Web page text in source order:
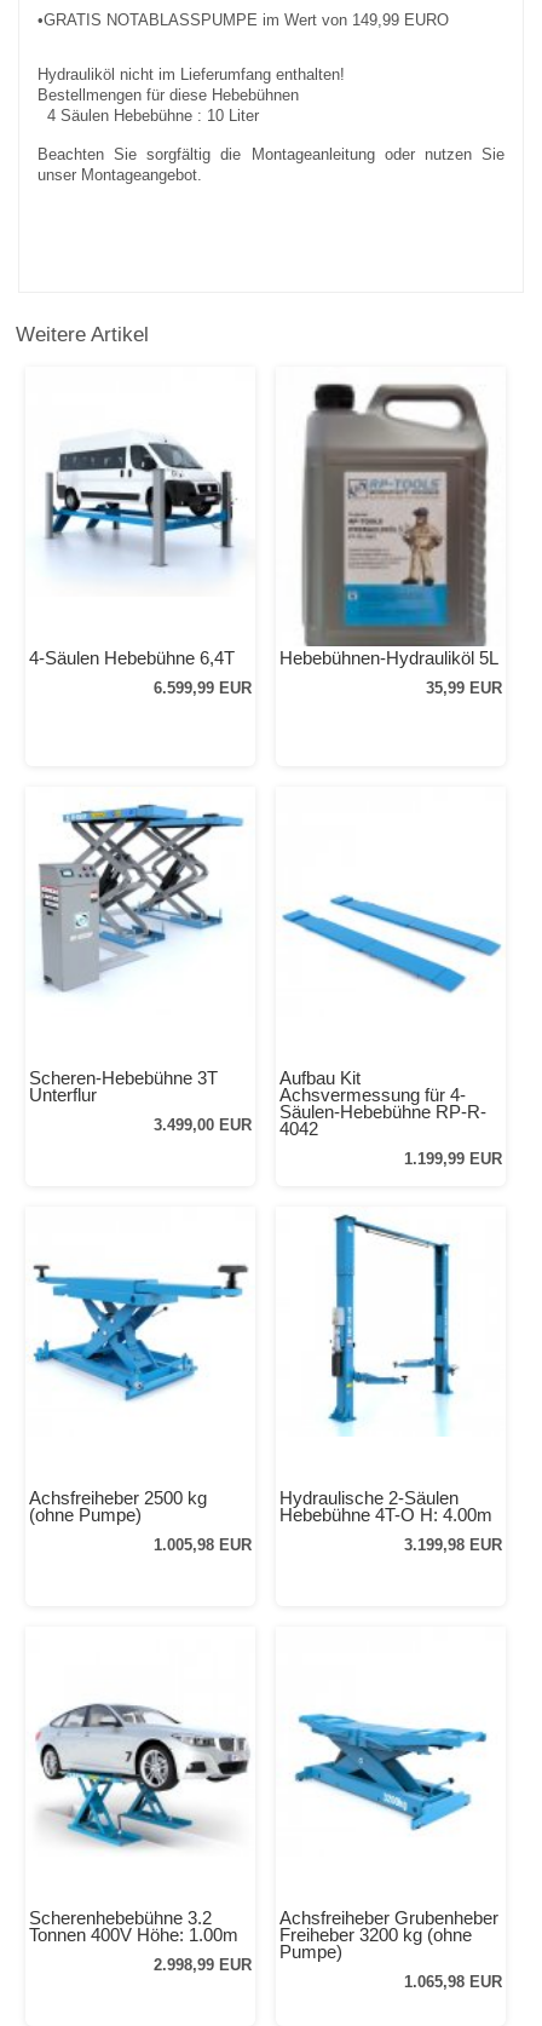
•GRATIS NOTABLASSPUMPE im Wert von 149,99 EURO
Hydrauliköl nicht im Lieferumfang enthalten!
Bestellmengen für diese Hebebühnen
4 Säulen Hebebühne : 10 Liter
Beachten Sie sorgfältig die Montageanleitung oder nutzen Sie
unser Montageangebot.
Weitere Artikel
4-Säulen Hebebühne 6,4T
6.599,99 EUR
Hebebühnen-Hydrauliköl 5L
35,99 EUR
Scheren-Hebebühne 3T
Unterflur
3.499,00 EUR
Aufbau Kit
Achsvermessung für 4-
Säulen-Hebebühne RP-R-
4042
1.199,99 EUR
Achsfreiheber 2500 kg
(ohne Pumpe)
1.005,98 EUR
Hydraulische 2-Säulen
Hebebühne 4T-O H: 4.00m
3.199,98 EUR
Scherenhebebühne 3.2
Tonnen 400V Höhe: 1.00m
2.998,99 EUR
Achsfreiheber Grubenheber
Freiheber 3200 kg (ohne
Pumpe)
1.065,98 EUR